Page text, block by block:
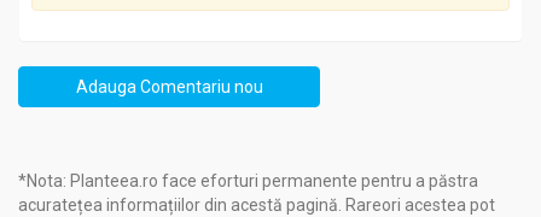
Adauga Comentariu nou
*Nota: Planteea.ro face eforturi permanente pentru a păstra
acuratețea informațiilor din acestă pagină. Rareori acestea pot